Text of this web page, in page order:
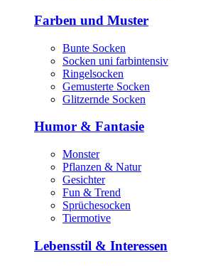
Farben und Muster
Bunte Socken
Socken uni farbintensiv
Ringelsocken
Gemusterte Socken
Glitzernde Socken
Humor & Fantasie
Monster
Pflanzen & Natur
Gesichter
Fun & Trend
Sprüchesocken
Tiermotive
Lebensstil & Interessen